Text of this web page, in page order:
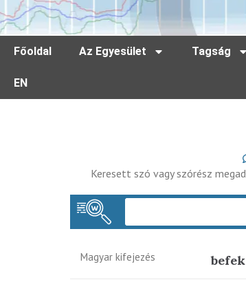
Főoldal Az Egyesület Tagság
EN
Keresett szó vagy szórész
Magyar kifejezés